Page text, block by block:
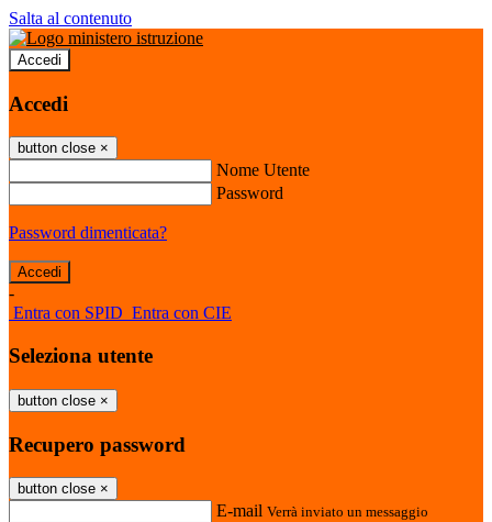
Salta al contenuto
Accedi
Accedi
button close ×
Nome Utente
Password
Password dimenticata?
-
Entra con SPID Entra con CIE
Seleziona utente
button close ×
Recupero password
button close ×
E-mail Verrà inviato un messaggio